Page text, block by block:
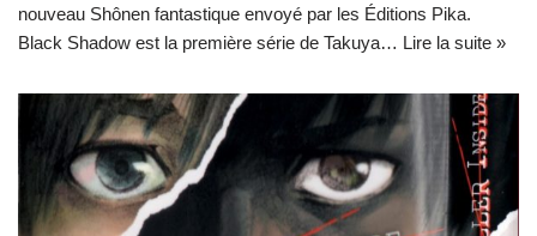
nouveau Shônen fantastique envoyé par les Éditions Pika.
Black Shadow est la première série de Takuya… Lire la suite »